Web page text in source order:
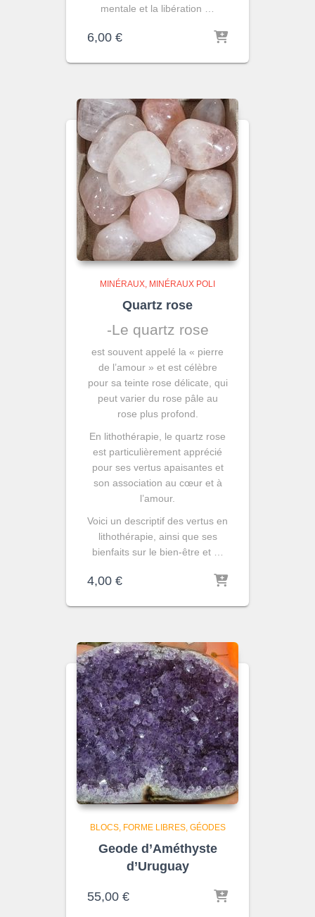
mentale et la libération …
6,00 €
MINÉRAUX MINÉRAUX POLI
Quartz rose
-Le quartz rose
est souvent appelé la « pierre
de l’amour » et est célèbre
pour sa teinte rose délicate, qui
peut varier du rose pâle au
rose plus profond.
En lithothérapie, le quartz rose
est particulièrement apprécié
pour ses vertus apaisantes et
son association au cœur et à
l’amour.
Voici un descriptif des vertus en
lithothérapie, ainsi que ses
bienfaits sur le bien-être et …
4,00 €
BLOCS, FORME LIBRES GÉODES
Geode d’Améthyste
d’Uruguay
55,00 €